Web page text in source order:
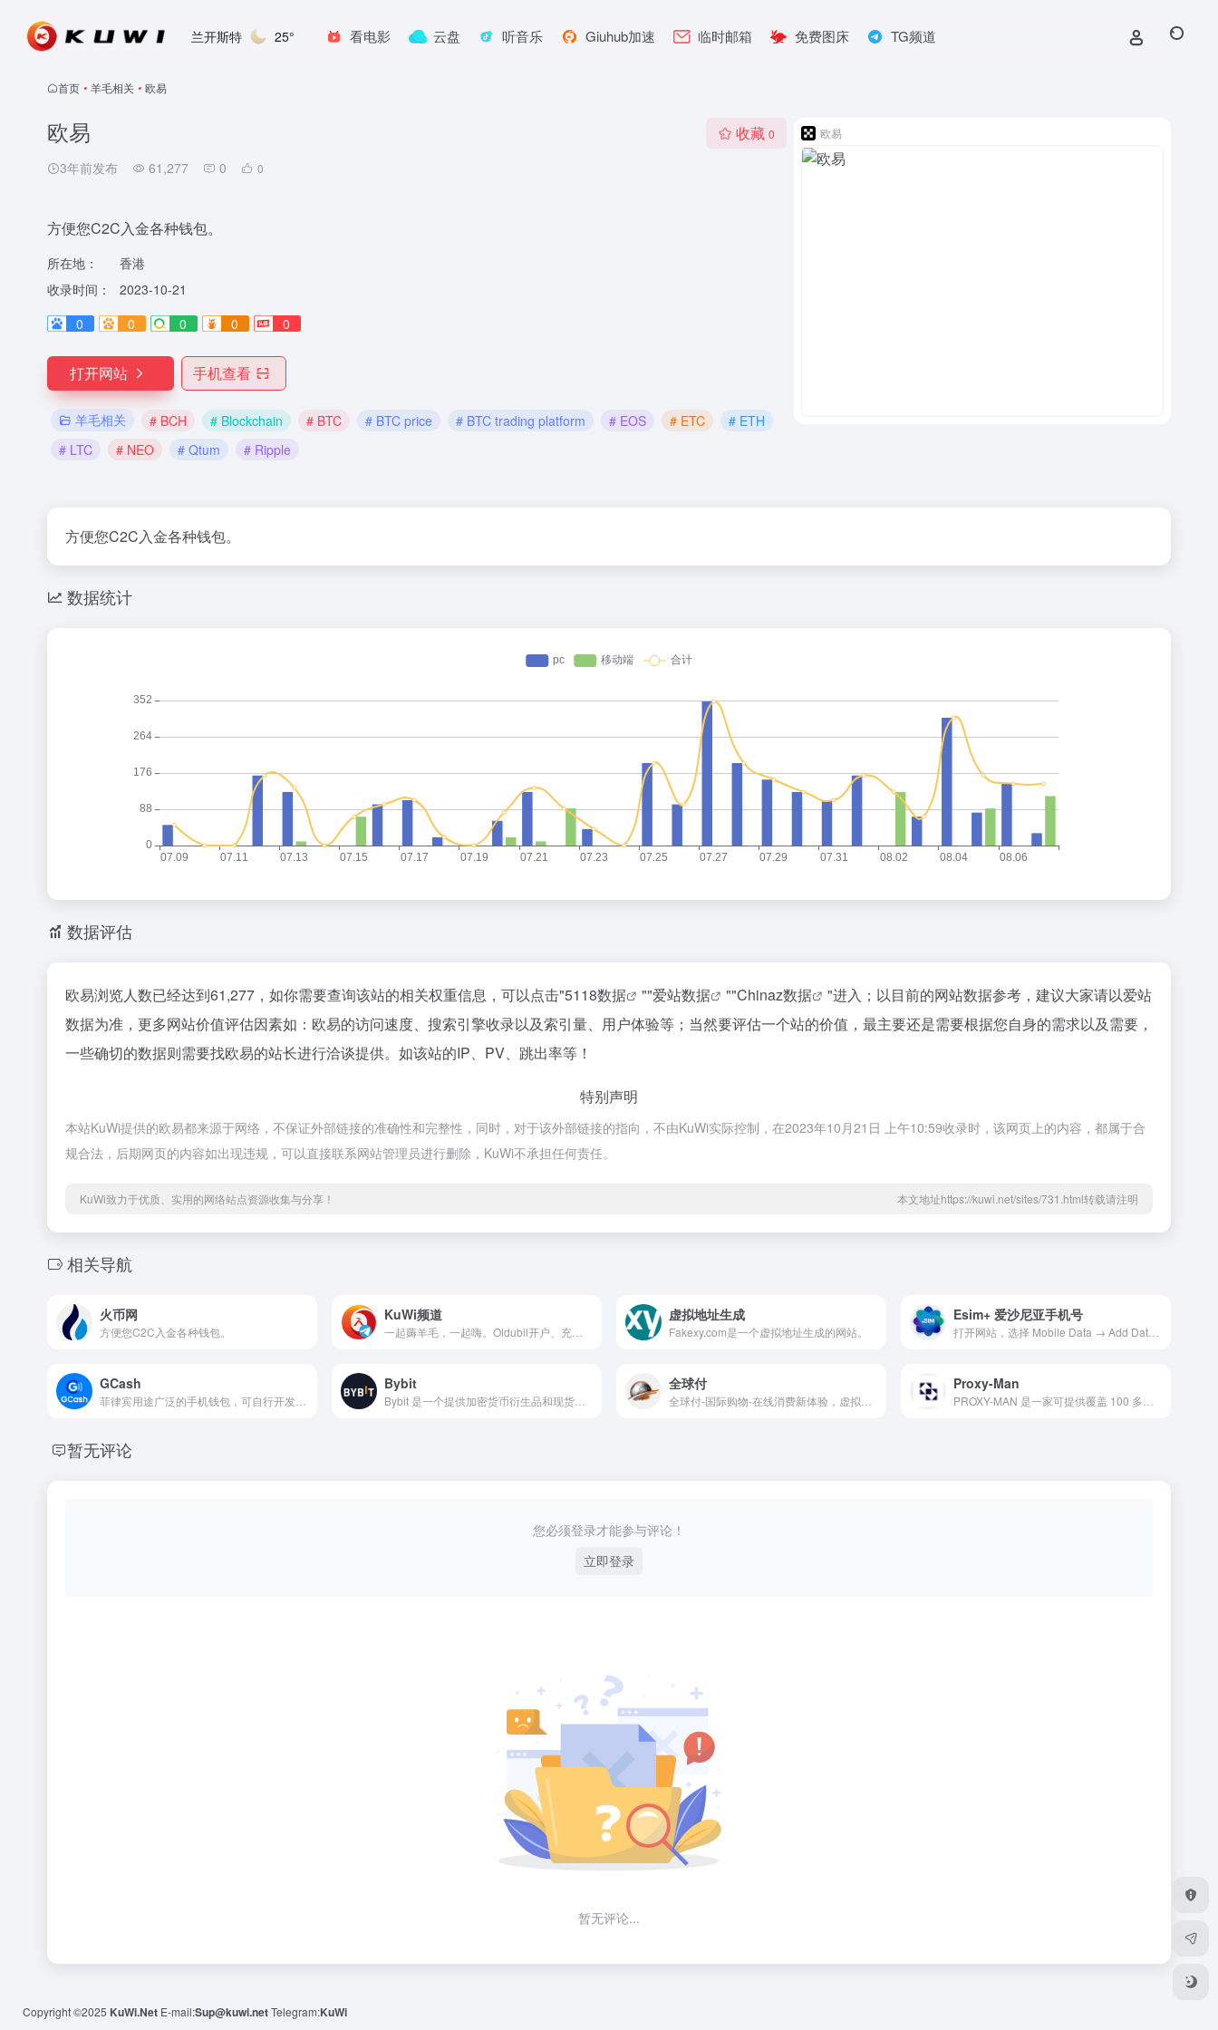
兰开斯特 25° 看电影 云盘 听音乐 Giuhub加速 临时邮箱 免费图床 TG频道
首页 • 羊毛相关 • 欧易
欧易
3年前发布 61,277 0 0
收藏 0
方便您C2C入金各种钱包。
所在地：
香港
收录时间：
2023-10-21
0
0 0 0 0
打开网站 手机查看
羊毛相关 # BCH # Blockchain # BTC # BTC price # BTC trading platform # EOS # ETC
# ETH
# LTC
# NEO # Qtum # Ripple
欧易
方便您C2C入金各种钱包。
数据统计
数据评估
欧易浏览人数已经达到61,277，如你需要查询该站的相关权重信息，可以点击"5118数据 ""爱站数据 ""Chinaz数据
"进入；以目前的网站数据参考，建议大家请以爱站
数据为准，更多网站价值评估因素如：欧易的访问速度、搜索引擎收录以及索引量、用户体验等；当然要评估一个站的价值，最主要还是需要根据您自身的需求以及需要，
一些确切的数据则需要找欧易的站长进行洽谈提供。如该站的IP、PV、跳出率等！
特别声明
本站KuWi提供的欧易都来源于网络，不保证外部链接的准确性和完整性，同时，对于该外部链接的指向，不由KuWi实际控制，在2023年10月21日 上午10:59收录时，该网页上的内容，都属于合
规合法，后期网页的内容如出现违规，可以直接联系网站管理员进行删除，KuWi不承担任何责任。
KuWi致力于优质、实用的网络站点资源收集与分享！ 本文地址https://kuwi.net/sites/731.html转载请注明
相关导航
火币网
方便您C2C入金各种钱包。
KuWi频道 虚拟地址生成
Fakexy.com是一个虚拟地址生成的网站。
Esim+ 爱沙尼亚手机号
GCash Bybit 全球付 Proxy-Man
暂无评论
您必须登录才能参与评论！
立即登录
暂无评论...
Copyright ©2025 KuWi.Net E-mail:Sup@kuwi.netTelegram:KuWi